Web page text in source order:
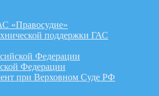
«Правосудие»
поддержки ГАС
Федерации
Федерации
при Верховном Суде РФ